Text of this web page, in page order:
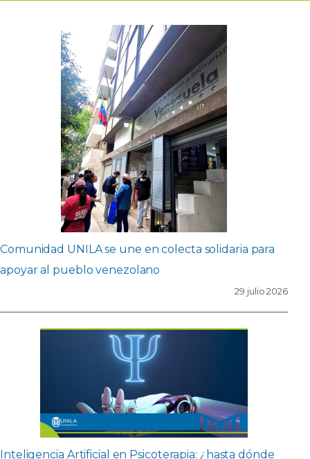
Comunidad UNILA se une en colecta solidaria para
apoyar al pueblo venezolano
29 julio 2026
Inteligencia Artificial en Psicoterapia: ¿hasta dónde